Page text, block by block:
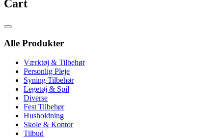
Cart
Catalog
Alle Produkter
Værktøj & Tilbehør
Personlig Pleje
Syning Tilbehør
Legetøj & Spil
Diverse
Fest Tilbehør
Husholdning
Skole & Kontor
Tilbud